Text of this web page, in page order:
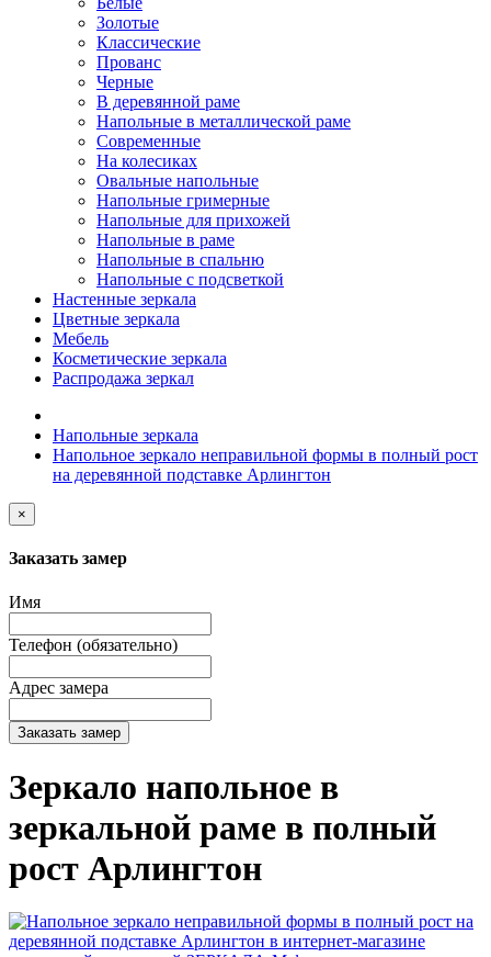
Золотые
Классические
Прованс
Черные
В деревянной раме
Напольные в металлической раме
Современные
На колесиках
Овальные напольные
Напольные гримерные
Напольные для прихожей
Напольные в раме
Напольные в спальню
Напольные с подсветкой
Настенные зеркала
Цветные зеркала
Мебель
Косметические зеркала
Распродажа зеркал
Напольные зеркала
Напольное зеркало неправильной формы в полный рост
на деревянной подставке Арлингтон
×
Заказать замер
Имя
Телефон (обязательно)
Адрес замера
Заказать замер
Зеркало напольное в
зеркальной раме в полный
рост Арлингтон